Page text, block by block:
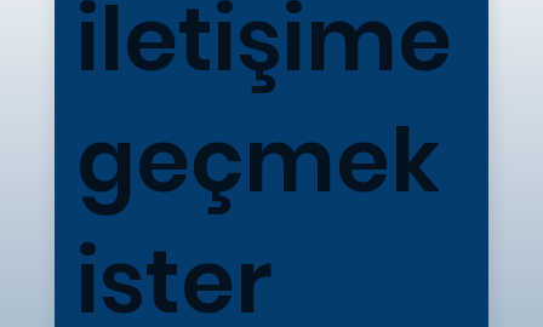
iletişime
geçmek
ister